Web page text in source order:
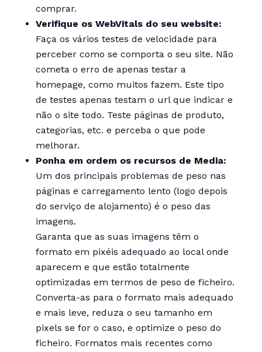
comprar.
Verifique os WebVitals do seu website:
Faça os vários testes de velocidade para
perceber como se comporta o seu site. Não
cometa o erro de apenas testar a
homepage, como muitos fazem. Este tipo
de testes apenas testam o url que indicar e
não o site todo. Teste páginas de produto,
categorias, etc. e perceba o que pode
melhorar.
Ponha em ordem os recursos de Media:
Um dos principais problemas de peso nas
páginas e carregamento lento (logo depois
do serviço de alojamento) é o peso das
imagens.
Garanta que as suas imagens têm o
formato em pixéis adequado ao local onde
aparecem e que estão totalmente
optimizadas em termos de peso de ficheiro.
Converta-as para o formato mais adequado
e mais leve, reduza o seu tamanho em
pixels se for o caso, e optimize o peso do
ficheiro. Formatos mais recentes como